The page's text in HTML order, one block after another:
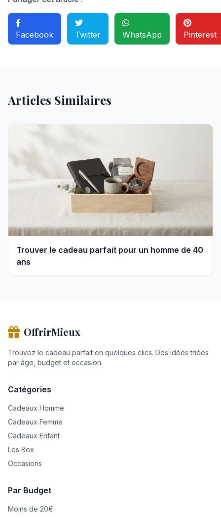
Facebook Twitter WhatsApp Pinterest
Articles Similaires
Trouver le cadeau parfait pour un homme de 40
ans
OffrirMieux
Trouvez le cadeau parfait en quelques clics. Des idées triées
par âge, budget et occasion.
Catégories
Cadeaux Homme
Cadeaux Femme
Cadeaux Enfant
Les Box
Occasions
Par Budget
Moins de 20€